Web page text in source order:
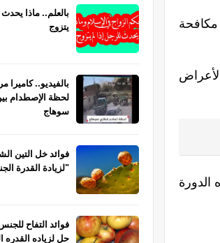
بالعلم.. ماذا
يتزوج
بالفيديو.. كاميرا
لحظة الإصطدام
سوهاج
فوائد خل التين
"لزيادة القدرة
فوائد التفاح
حل لزياده القدره